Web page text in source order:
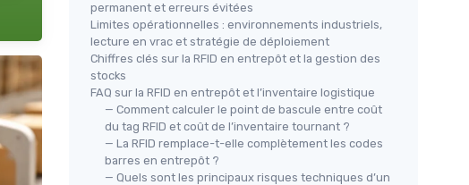
permanent et erreurs évitées
Limites opérationnelles : environnements industriels,
lecture en vrac et stratégie de déploiement
Chiffres clés sur la RFID en entrepôt et la gestion des
stocks
FAQ sur la RFID en entrepôt et l’inventaire logistique
— Comment calculer le point de bascule entre coût
du tag RFID et coût de l’inventaire tournant ?
— La RFID remplace-t-elle complètement les codes
barres en entrepôt ?
— Quels sont les principaux risques techniques d’un